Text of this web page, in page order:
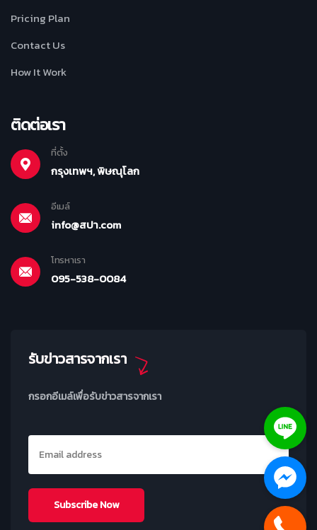
Pricing Plan
Contact Us
How It Work
ติดต่อเรา
ที่ตั้ง
กรุงเทพฯ, พิษณุโลก
อีเมล์
info@สปา.com
โทรหาเรา
095-538-0084
รับข่าวสารจากเรา
กรอกอีเมล์เพื่อรับข่าวสารจากเรา